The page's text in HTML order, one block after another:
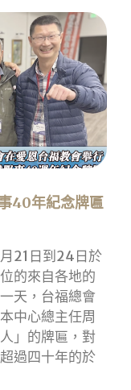
40年紀念牌匾
21日到24日於
的來自各地的
天，台福總會
中心總主任周
」的牌匾，對
過四十年的於